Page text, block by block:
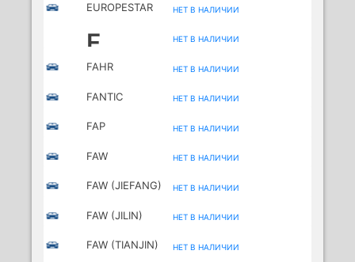
EUROPESTAR НЕТ В НАЛИЧИИ
F НЕТ В НАЛИЧИИ
FAHR НЕТ В НАЛИЧИИ
FANTIC
НЕТ В НАЛИЧИИ
FAP НЕТ В НАЛИЧИИ
FAW НЕТ В НАЛИЧИИ
FAW (JIEFANG) НЕТ В НАЛИЧИИ
FAW (JILIN) НЕТ В НАЛИЧИИ
FAW (TIANJIN) НЕТ В НАЛИЧИИ